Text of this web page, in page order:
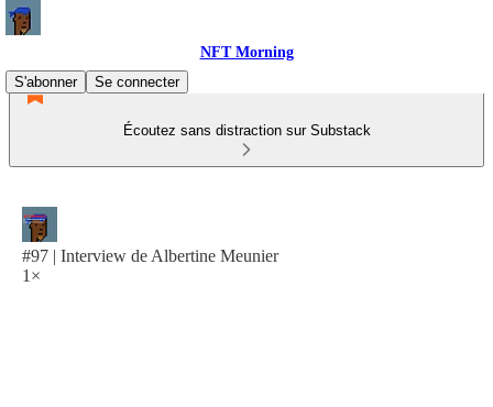
NFT Morning
S'abonner
Se connecter
Écoutez sans distraction sur Substack
#97 | Interview de Albertine Meunier
1×